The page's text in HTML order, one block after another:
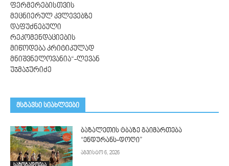
ფერმერებისთვის
მეცნიერულ კვლევებზე
დაფუძნებული
რეკომენდაციების
მიწოდება კრიტიკულად
მნიშვნელოვანია“-ლევან
უჯმაჯურიძე
მსგავსი სიახლეები
ბაზალეთის ტბაზე გაიმართება
“ენდურანს-დოღი”
აგვისტო 6, 2026